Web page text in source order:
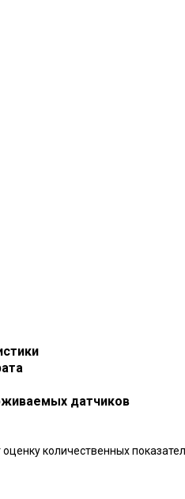
датчиков
количественных